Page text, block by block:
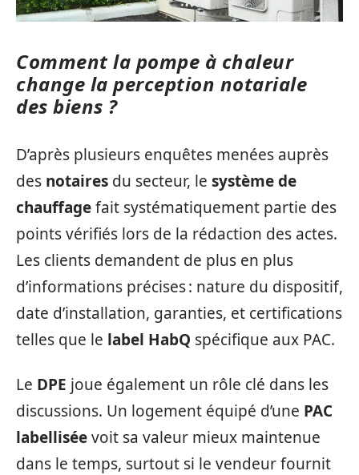
Comment la pompe à chaleur
change la perception notariale
des biens ?
D’après plusieurs enquêtes menées auprès
des notaires du secteur, le système de
chauffagefait systématiquement partie des
points vérifiés lors de la rédaction des actes.
Les clients demandent de plus en plus
d’informations précises : nature du dispositif,
date d’installation, garanties, et certifications
telles que le label HabQ spécifique aux PAC.
Le DPE joue également un rôle clé dans les
discussions. Un logement équipé d’une PAC
labelliséevoit sa valeur mieux maintenue
dans le temps, surtout si le vendeur fournit